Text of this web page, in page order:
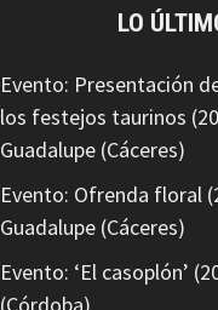
LO
Evento: Presentación
los festejos taurinos
Guadalupe (Cáceres)
Evento: Ofrenda floral
Guadalupe (Cáceres)
Evento: ‘El casoplón’